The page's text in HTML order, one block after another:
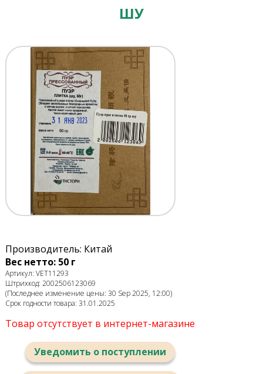
ШУ
Производитель: Китай
Вес нетто: 50 г
Артикул: VET11293
Штрихкод: 2002506123069
(Последнее изменение цены: 30 Sep 2025, 12:00)
Срок годности товара: 31.01.2025
Товар отсутствует в интернет-магазине
Уведомить о поступлении